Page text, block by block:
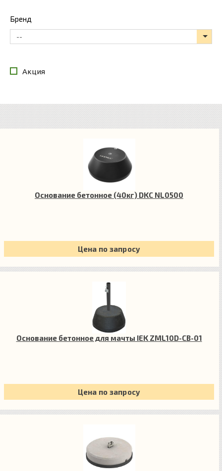
Бренд
--
Акция
Основание бетонное (40кг) DKC NL0500
Цена по запросу
Основание бетонное для мачты IEK ZML10D-CB-01
Цена по запросу